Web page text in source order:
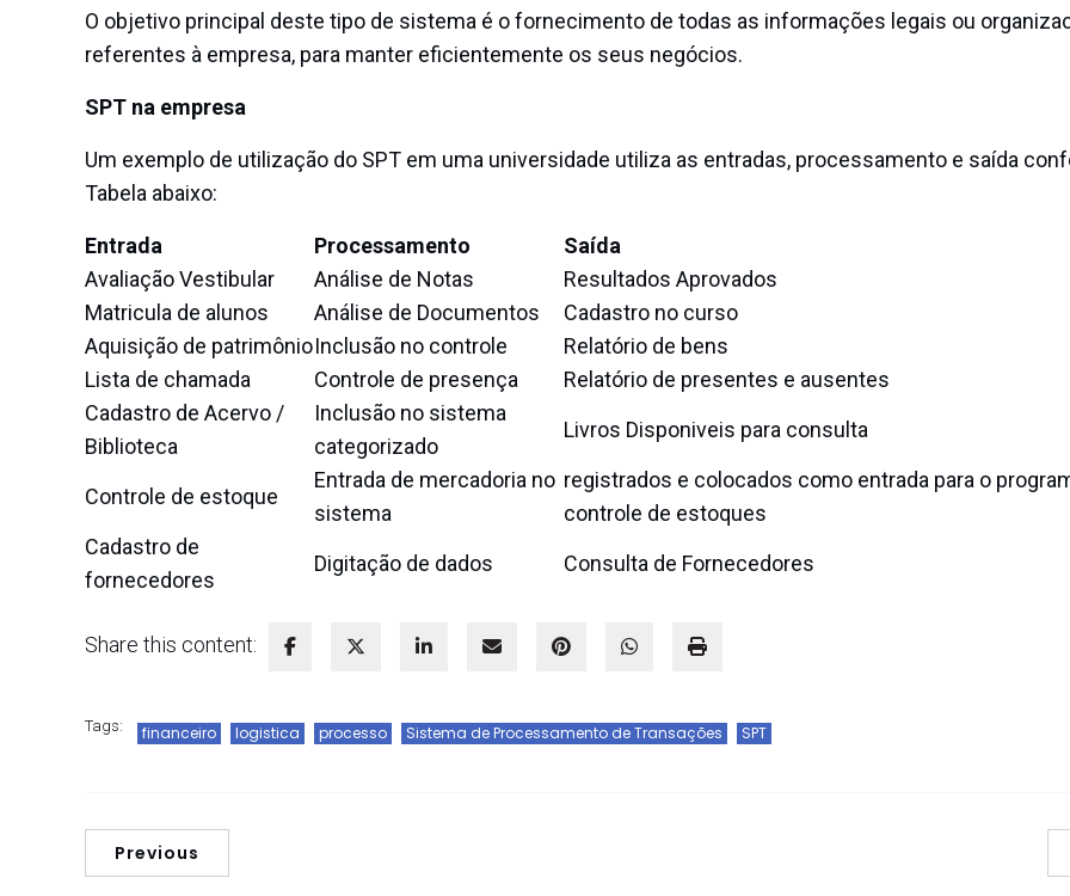
O objetivo principal deste tipo de sistema é o fornecimento de todas as informações legais ou
referentes à empresa, para manter eficientemente os seus negócios.
SPT na empresa
Um exemplo de utilização do SPT em uma universidade utiliza as entradas, processamento e saída
Tabela abaixo:
Entrada Processamento
Saída
Avaliação Vestibular
Análise de Notas
Resultados Aprovados
Matricula de alunos
Análise de Documentos
Cadastro no curso
Aquisição de patrimônioInclusão no controle
Relatório de bens
Lista de chamada
Controle de presença
Relatório de presentes e ausentes
Cadastro de Acervo /
Biblioteca
Inclusão no sistema
categorizado
Livros Disponiveis para consulta
Controle de estoque
Entrada de mercadoria no
sistema
registrados e colocados como entrada para o
controle de estoques
Cadastro de
fornecedores
Digitação de dados Consulta de Fornecedores
Share this content:
Tags: financeiro logistica processo Sistema de Processamento de Transações SPT
Previous